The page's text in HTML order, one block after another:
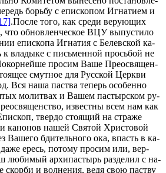
борь­бу с епи­ско­пом Иг­на­ти­ем и
.По­сле то­го, как сре­ди ве­ру­ю­щих
что об­нов­лен­че­ское ВЦУ вы­пу­сти­ло
епи­ско­па Иг­на­тия с Белев­ской ка­
вла­ды­ке с пись­мен­ной прось­бой не
про­сим Ва­ше Прео­свя­щен­
смут­ное для Рус­ской Церк­ви
Вся на­ша паства те­перь осо­бен­но
мо­лит­вах и Ва­шем пас­тыр­ском ру­
из­вест­ны всем нам как
твер­до сто­я­щий на стра­же
ка­но­нов на­шей Свя­той Хри­сто­вой
Ва­ше­го бди­тель­но­го ока, впасть в ка­
ересь, по­то­му про­сим или, вер­
лю­би­мый ар­хи­пас­тырь раз­де­лил с на­
и вол­не­ния, ве­дя свою паст­ву